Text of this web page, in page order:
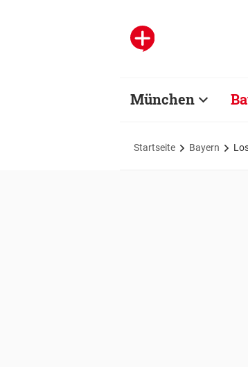
München
Startseite Bayern